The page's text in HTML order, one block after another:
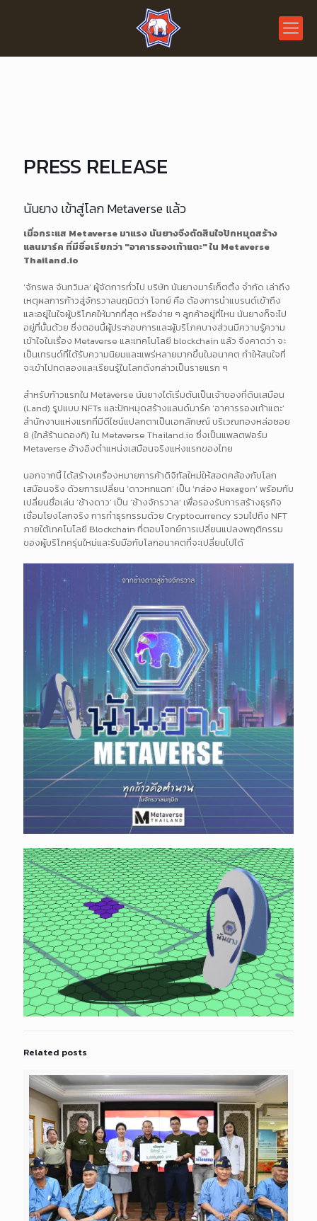
PRESS RELEASE
นันยาง เข้าสู่โลก Metaverse แล้ว
เมื่อกระแส Metaverse มาแรง นันยางจึงตัดสินใจปักหมุดสร้าง
แลนมาร์ค ที่มีชื่อเรียกว่า "อาคารรองเท้าแตะ" ใน Metaverse
Thailand.io
‘จักรพล จันทวิมล’ ผู้จัดการทั่วไป บริษัท นันยางมาร์เก็ตติ้ง จำกัด เล่าถึง
เหตุผลการก้าวสู่จักรวาลนฤมิตว่า โจทย์ คือ ต้องการนำแบรนด์เข้าถึง
และอยู่ในใจผู้บริโภคให้มากที่สุด หรือง่าย ๆ ลูกค้าอยู่ที่ไหน นันยางก็จะไป
อยู่ที่นั้นด้วย ซึ่งตอนนี้ผู้ประกอบการและผู้บริโภคบางส่วนมีความรู้ความ
เข้าใจในเรื่อง Metaverse และเทคโนโลยี blockchain แล้ว จึงคาดว่า จะ
เป็นเทรนด์ที่ได้รับความนิยมและแพร่หลายมากขึ้นในอนาคต ทำให้สนใจที่
จะเข้าไปทดลองและเรียนรู้ในโลกดังกล่าวเป็นรายแรก ๆ
สำหรับก้าวแรกใน Metaverse นันยางได้เริ่มต้นเป็นเจ้าของที่ดินเสมือน
(Land) รูปแบบ NFTs และปักหมุดสร้างแลนด์มาร์ค ‘อาคารรองเท้าแตะ’
สำนักงานแห่งแรกที่มีดีไซน์แปลกตาเป็นเอกลักษณ์ บริเวณทองหล่อซอย
8 (ใกล้ร้านดองกิ) ใน Metaverse Thailand.io ซึ่งเป็นแพลตฟอร์ม
Metaverse อ้างอิงตำแหน่งเสมือนจริงแห่งแรกของไทย
นอกจากนี้ ได้สร้างเครื่องหมายการค้าดิจิทัลใหม่ให้สอดคล้องกับโลก
เสมือนจริง ด้วยการเปลี่ยน ‘ดาวหกแฉก’ เป็น ‘กล่อง Hexagon’ พร้อมกับ
เปลี่ยนชื่อเล่น ‘ช้างดาว’ เป็น ‘ช้างจักรวาล’ เพื่อรองรับการสร้างธุรกิจ
เชื่อมโยงโลกจริง การทำธุรกรรมด้วย Cryptocurrency รวมไปถึง NFT
ภายใต้เทคโนโลยี Blockchain ที่ตอบโจทย์การเปลี่ยนแปลงพฤติกรรม
ของผู้บริโภครุ่นใหม่และรับมือกับโลกอนาคตที่จะเปลี่ยนไปได้
Related posts